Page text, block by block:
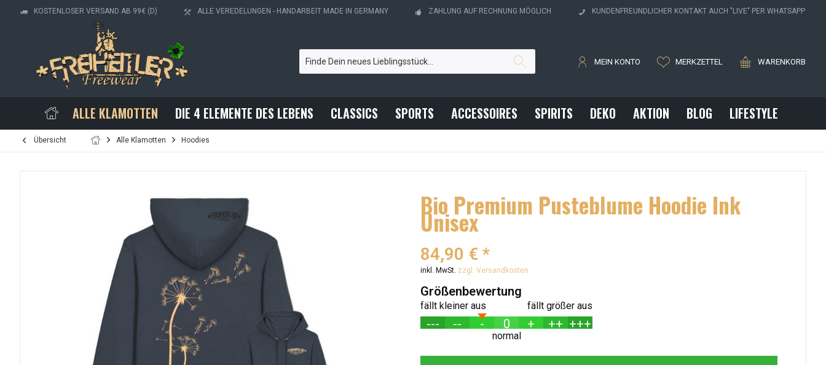
KOSTENLOSER VERSAND AB 99€ (D) ALLE VEREDELUNGEN - HANDARBEIT MADE IN GERMANY ZAHLUNG AUF RECHNUNG MÖGLICH KUNDENFREUNDLICHER KONTAKT AUCH "LIVE" PER WHATSAPP
WARENKORB
MERKZETTEL
MEIN KONTO
ALLE KLAMOTTEN DIE 4 ELEMENTE DES LEBENS CLASSICS SPORTS ACCESSOIRES SPIRITS DEKO AKTION BLOG LIFESTYLE
Übersicht Alle Klamotten Hoodies
Bio Premium Pusteblume Hoodie Ink
Unisex
84,90 € *
inkl. MwSt. zzgl. Versandkosten
Größenbewertung
fällt größer aus
fällt kleiner aus
--- -- - 0 + ++ +++
normal